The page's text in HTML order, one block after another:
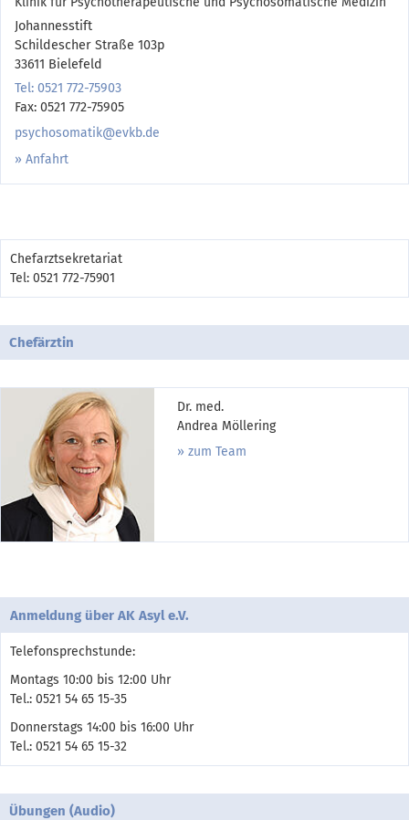
Johannesstift
Schildescher Straße 103p
33611 Bielefeld
Tel: 0521 772-75903
Fax: 0521 772-75905
psychosomatik@evkb.de
Anfahrt
Chefarztsekretariat
Tel: 0521 772-75901
Chefärztin
Dr. med.
Andrea Möllering
zum Team
Anmeldung über AK Asyl e.V.
Telefonsprechstunde:
Montags 10:00 bis 12:00 Uhr
Tel.: 0521 54 65 15-35
Donnerstags 14:00 bis 16:00 Uhr
Tel.: 0521 54 65 15-32
Übungen (Audio)